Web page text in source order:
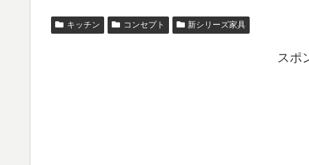
キッチン コンセプト 新シリーズ家具
スポ